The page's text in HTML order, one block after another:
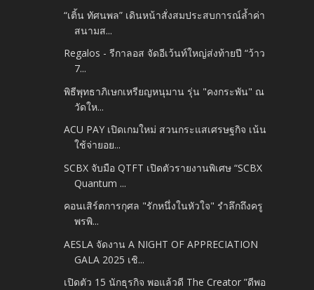
“เติ้น ทัศนพล” เดินหน้าสั่งสมประสบการณ์ล้ำค่า
สนามส...
Regalos - รีกาลอส จัดอีเว้นท์ใหญ่ส่งท้ายปี “ว้าว
7...
พิธีพุทธาภิเษกเหรียญหนุมาน รุ่น "คงกระพัน" ณ
วัดให...
ACU PAY เปิดเกมใหม่ สวนกระแสเศรษฐกิจ เน้น
ใช้จ่ายอย...
SCBX จับมือ QTFT เปิดตัวรายงานพิเศษ “SCBX
Quantum ...
คอนเสิร์ตการกุศล "รักหนึ่งในหัวใจ" รำลึกถึงครู
พรพิ...
AESLA จัดงาน A NIGHT OF APPRECIATION
GALA 2025 เชิ...
เปิดตัว 15 นักธุรกิจ พอแล้วดี The Creator ”ดีพอ